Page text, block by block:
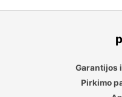
Garantijos
Pirkimo